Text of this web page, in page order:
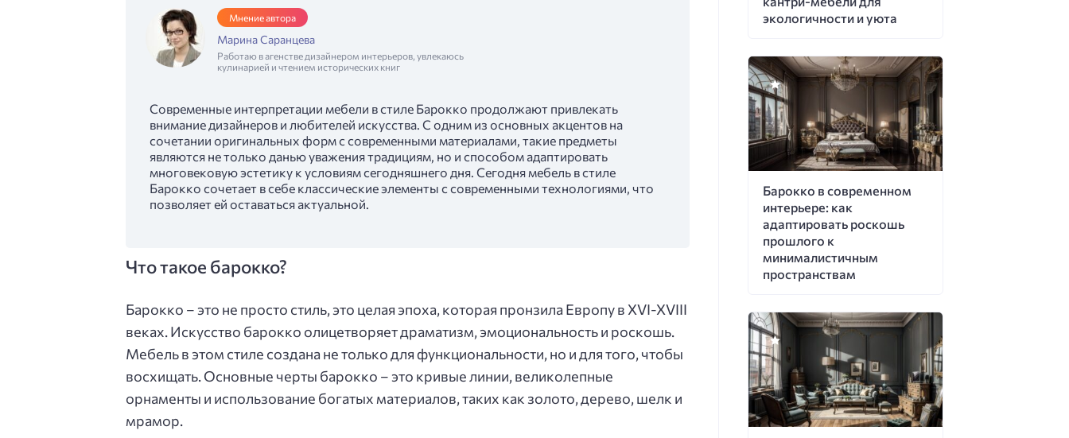
Мнение автора
Марина Саранцева
Работаю в агенстве дизайнером интерьеров, увлекаюсь
кулинарией и чтением исторических книг
Современные интерпретации мебели в стиле Барокко продолжают привлекать
внимание дизайнеров и любителей искусства. С одним из основных акцентов на
сочетании оригинальных форм с современными материалами, такие предметы
являются не только данью уважения традициям, но и способом адаптировать
многовековую эстетику к условиям сегодняшнего дня. Сегодня мебель в стиле
Барокко сочетает в себе классические элементы с современными технологиями, что
позволяет ей оставаться актуальной.
Что такое барокко?
Барокко – это не просто стиль, это целая эпоха, которая пронзила Европу в XVI-XVIII
веках. Искусство барокко олицетворяет драматизм, эмоциональность и роскошь.
Мебель в этом стиле создана не только для функциональности, но и для того, чтобы
восхищать. Основные черты барокко – это кривые линии, великолепные
орнаменты и использование богатых материалов, таких как золото, дерево, шелк и
мрамор.
экологичности и уюта
Барокко в современном
интерьере: как
адаптировать роскошь
прошлого к
минималистичным
пространствам